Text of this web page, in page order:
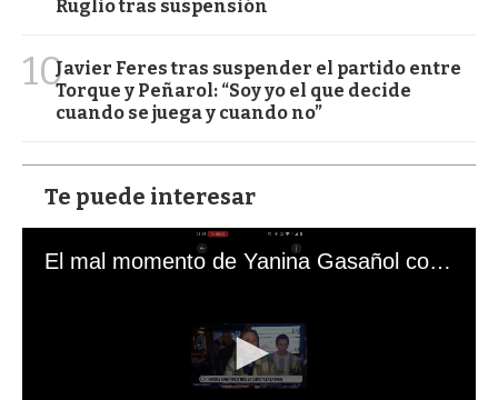
Ruglio tras suspensión
10Javier Feres tras suspender el partido entre
Torque y Peñarol: “Soy yo el que decide
cuando se juega y cuando no”
Te puede interesar
El mal momento de Yanina Gasañol con un hincha argentino en "Subrayado"